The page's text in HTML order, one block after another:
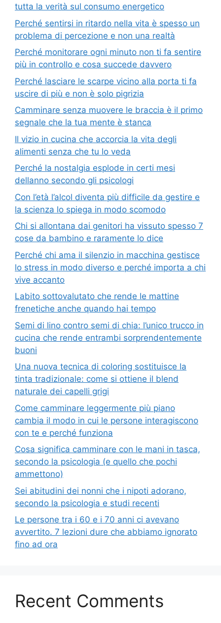
tutta la verità sul consumo energetico
Perché sentirsi in ritardo nella vita è spesso un
problema di percezione e non una realtà
Perché monitorare ogni minuto non ti fa sentire
più in controllo e cosa succede davvero
Perché lasciare le scarpe vicino alla porta ti fa
uscire di più e non è solo pigrizia
Camminare senza muovere le braccia è il primo
segnale che la tua mente è stanca
Il vizio in cucina che accorcia la vita degli
alimenti senza che tu lo veda
Perché la nostalgia esplode in certi mesi
dellanno secondo gli psicologi
Con l’età l’alcol diventa più difficile da gestire e
la scienza lo spiega in modo scomodo
Chi si allontana dai genitori ha vissuto spesso 7
cose da bambino e raramente lo dice
Perché chi ama il silenzio in macchina gestisce
lo stress in modo diverso e perché importa a chi
vive accanto
Labito sottovalutato che rende le mattine
frenetiche anche quando hai tempo
Semi di lino contro semi di chia: l’unico trucco in
cucina che rende entrambi sorprendentemente
buoni
Una nuova tecnica di coloring sostituisce la
tinta tradizionale: come si ottiene il blend
naturale dei capelli grigi
Come camminare leggermente più piano
cambia il modo in cui le persone interagiscono
con te e perché funziona
Cosa significa camminare con le mani in tasca,
secondo la psicologia (e quello che pochi
ammettono)
Sei abitudini dei nonni che i nipoti adorano,
secondo la psicologia e studi recenti
Le persone tra i 60 e i 70 anni ci avevano
avvertito. 7 lezioni dure che abbiamo ignorato
fino ad ora
Recent Comments